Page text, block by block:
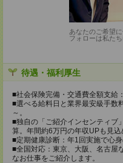
あなたのご希望
フォローは私た
待遇・福利厚生
■社会保険完備・交通費全額支給
■選べる給料日と業界最安級手数
～。
■独自の「ご紹介インセンティブ
算。年間約6万円の年収UPも見込
■定期健康診断：年1回実施で心身
■全国対応：東京、大阪、名古屋
なお仕事をご紹介します。